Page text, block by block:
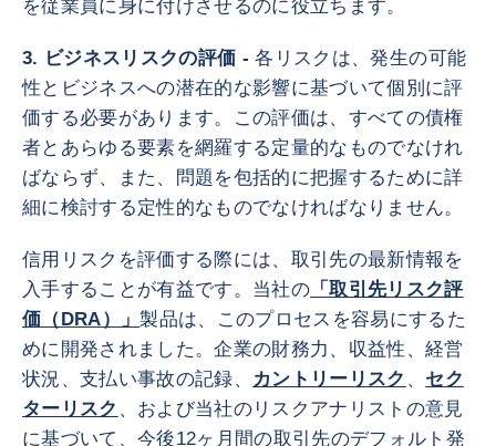
を従業員に身に付けさせるのに役立ちます。
3. ビジネスリスクの評価 -各リスクは、発生の可能
性とビジネスへの潜在的な影響に基づいて個別に評
価する必要があります。この評価は、すべての債権
者とあらゆる要素を網羅する定量的なものでなけれ
ばならず、また、問題を包括的に把握するために詳
細に検討する定性的なものでなければなりません。
信用リスクを評価する際には、取引先の最新情報を
入手することが有益です。当社の 「取引先リスク評
価（DRA）」製品は、このプロセスを容易にするた
めに開発されました。企業の財務力、収益性、経営
状況、支払い事故の記録、
カントリーリスク 、 セク
ターリスク 、および当社のリスクアナリストの意見
に基づいて、今後12ヶ月間の取引先のデフォルト発